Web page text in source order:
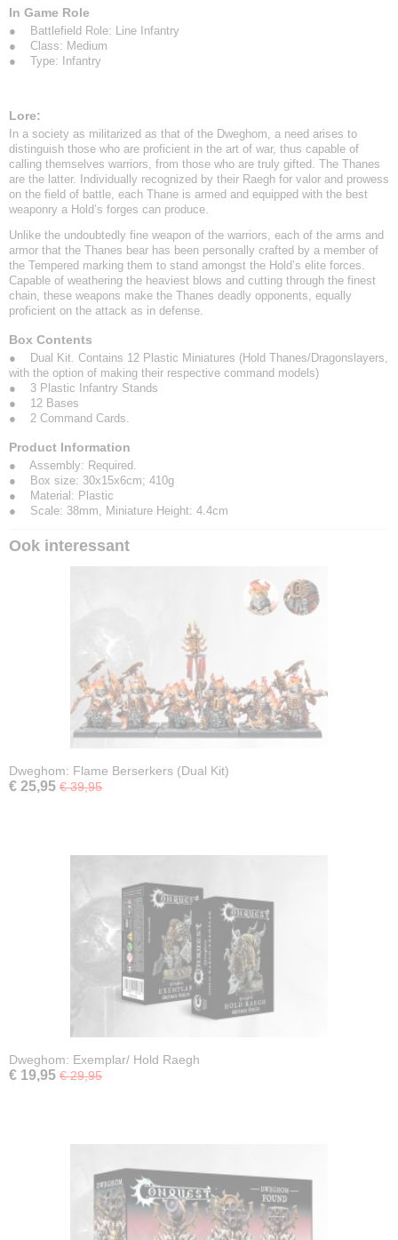
In Game Role
● Battlefield Role: Line Infantry
● Class: Medium
● Type: Infantry
Lore:
In a society as militarized as that of the Dweghom, a need arises to
distinguish those who are proficient in the art of war, thus capable of
calling themselves warriors, from those who are truly gifted. The Thanes
are the latter. Individually recognized by their Raegh for valor and prowess
on the field of battle, each Thane is armed and equipped with the best
weaponry a Hold’s forges can produce.
Unlike the undoubtedly fine weapon of the warriors, each of the arms and
armor that the Thanes bear has been personally crafted by a member of
the Tempered marking them to stand amongst the Hold’s elite forces.
Capable of weathering the heaviest blows and cutting through the finest
chain, these weapons make the Thanes deadly opponents, equally
proficient on the attack as in defense.
Box Contents
● Dual Kit. Contains 12 Plastic Miniatures (Hold Thanes/Dragonslayers,
with the option of making their respective command models)
● 3 Plastic Infantry Stands
● 12 Bases
● 2 Command Cards.
Product Information
● Assembly: Required.
● Box size: 30x15x6cm; 410g
● Material: Plastic
● Scale: 38mm, Miniature Height: 4.4cm
Ook interessant
Dweghom: Flame Berserkers (Dual Kit)
€ 25,95 € 39,95
Dweghom: Exemplar/ Hold Raegh
€ 19,95 € 29,95